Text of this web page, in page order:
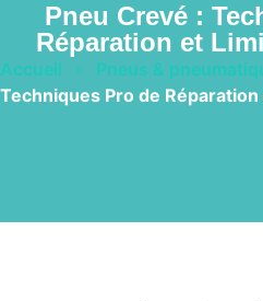
Pneu Crevé :
Réparation et
Accueil » Pneus &
Techniques Pro de